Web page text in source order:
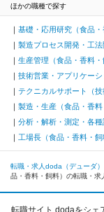
ほかの職種で探す
基礎・応用研究（食品・
製造プロセス開発・工法
生産管理（食品・香料・
技術営業・アプリケー
テクニカルサポート（
製造・生産（食品・香料
分析・解析・測定・各種
工場長（食品・香料・飼
転職・求人doda（デューダ
品・香料・飼料）の転職・求
転職サイト dodaをシェ